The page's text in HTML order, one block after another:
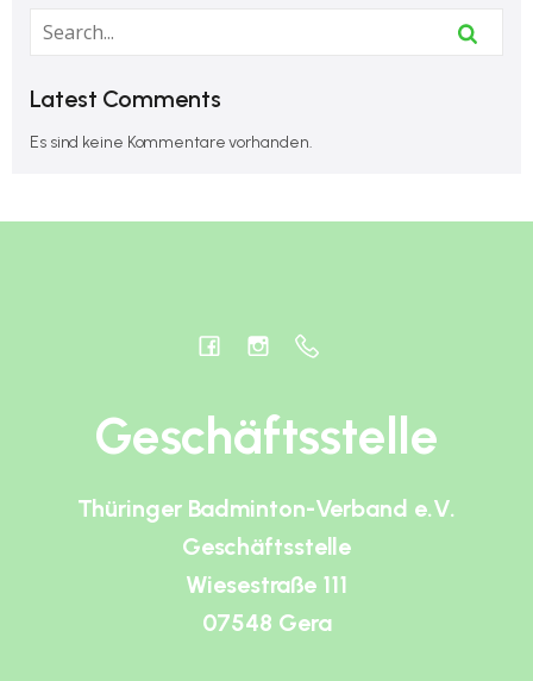
Latest Comments
Es sind keine Kommentare vorhanden.
Geschäftsstelle
Thüringer Badminton-Verband e.V.
Geschäftsstelle
Wiesestraße 111
07548 Gera